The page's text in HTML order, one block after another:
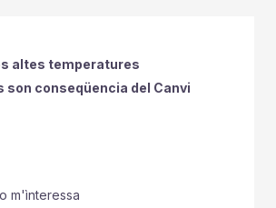
altes temperatures
son conseqüencia del Canvi
m'ìnteressa